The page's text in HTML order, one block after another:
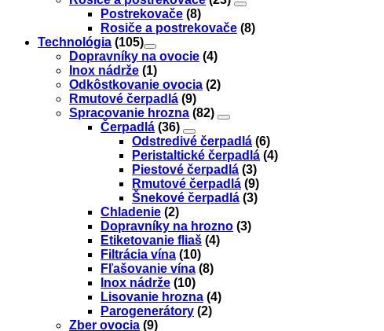
Postrekovače (8)
Rosiče a postrekovače (8)
Technológia (105)
Dopravníky na ovocie (4)
Inox nádrže (1)
Odkôstkovanie ovocia (2)
Rmutové čerpadlá (9)
Spracovanie hrozna (82)
Čerpadlá (36)
Odstredivé čerpadlá (6)
Peristaltické čerpadlá (4)
Piestové čerpadlá (3)
Rmutové čerpadlá (9)
Šnekové čerpadlá (3)
Chladenie (2)
Dopravníky na hrozno (3)
Etiketovanie fliaš (4)
Filtrácia vína (10)
Fľašovanie vína (8)
Inox nádrže (10)
Lisovanie hrozna (4)
Parogenerátory (2)
Zber ovocia (9)